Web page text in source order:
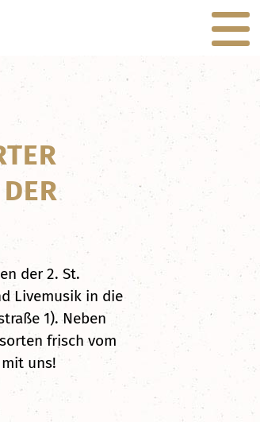
der 2. St.
Livemusik in die
1). Neben
frisch vom
uns!